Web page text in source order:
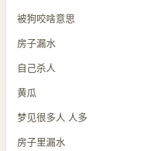
被狗咬啥意思
房子漏水
自己杀人
黄瓜
梦见很多人 人多
房子里漏水